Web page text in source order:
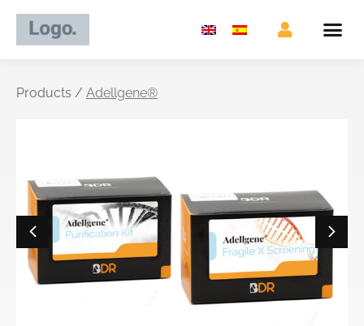
Products / Adellgene®